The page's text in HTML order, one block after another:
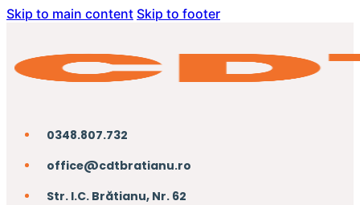
Skip to main content Skip to footer
0348.807.732
office@cdtbratianu.ro
Str. I.C. Brătianu, Nr. 62